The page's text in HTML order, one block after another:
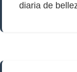
diaria de